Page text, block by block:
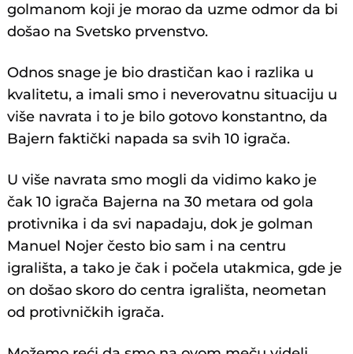
golmanom koji je morao da uzme odmor da bi
došao na Svetsko prvenstvo.
Odnos snage je bio drastičan kao i razlika u
kvalitetu, a imali smo i neverovatnu situaciju u
više navrata i to je bilo gotovo konstantno, da
Bajern faktički napada sa svih 10 igrača.
U više navrata smo mogli da vidimo kako je
čak 10 igrača Bajerna na 30 metara od gola
protivnika i da svi napadaju, dok je golman
Manuel Nojer često bio sam i na centru
igrališta, a tako je čak i počela utakmica, gde je
on došao skoro do centra igrališta, neometan
od protivničkih igrača.